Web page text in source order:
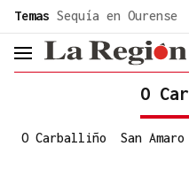
common.go-to-content
Temas Sequía en Ourense
header.menu.open
O
O Carballiño San Amaro